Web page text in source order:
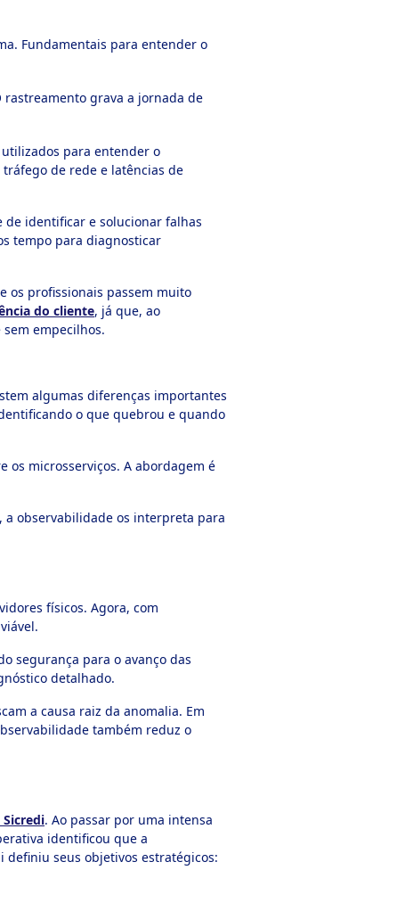
Fundamentais para entender o
rastreamento grava a jornada de
para entender o
de rede e latências de
de identificar e solucionar falhas
tempo para diagnosticar
os profissionais passem muito
do cliente, já que, ao
empecilhos.
algumas diferenças importantes
o que quebrou e quando
os microsserviços. A abordagem é
a observabilidade os interpreta para
físicos. Agora, com
segurança para o avanço das
detalhado.
a causa raiz da anomalia. Em
também reduz o
Sicredi. Ao passar por uma intensa
identificou que a
definiu seus objetivos estratégicos: